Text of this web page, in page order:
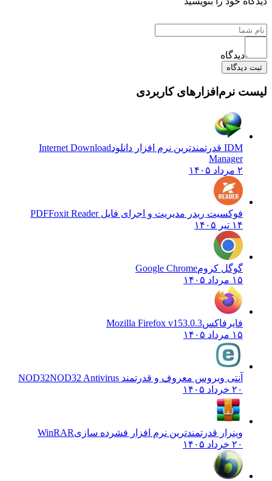
دیدگاه
ثبت دیدگاه
لیست نرم‌افزارهای کاربردی
IDM قدرتمندترین نرم افزار دانلود
Internet Download
Manager
۲ مرداد ۱۴۰۵
فوکسیت ریدر مدیریت و اجرای فایل PDFFoxit Reader
۱۴ تیر ۱۴۰۵
گوگل کرومGoogle Chrome
۱۵ مرداد ۱۴۰۵
فایرفاکسMozilla Firefox v153.0.3
۱۵ مرداد ۱۴۰۵
آنتی ویروس معروف و قدرتمند NOD32 NOD32 Antivirus
۲۰ خرداد ۱۴۰۵
وینرار قدرتمندترین نرم افزار فشرده سازیWinRAR
۲۰ خرداد ۱۴۰۵